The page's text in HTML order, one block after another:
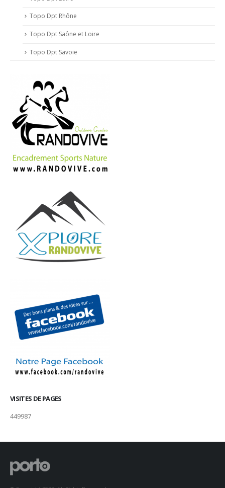
Topo Dpt Rhône
Topo Dpt Saône et Loire
Topo Dpt Savoie
VISITES DE PAGES
449987